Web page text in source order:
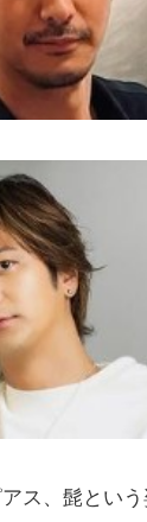
ス、髭とい